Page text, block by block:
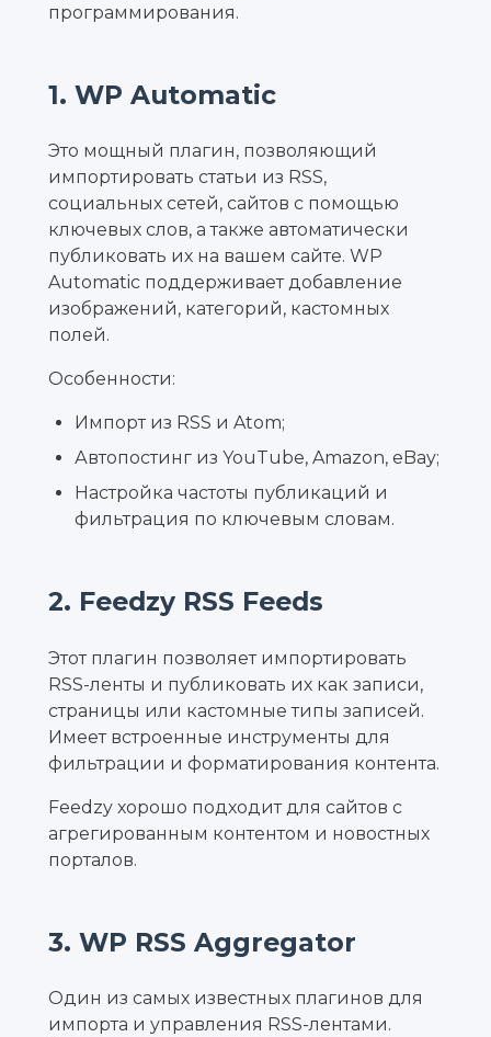
программирования.
1. WP Automatic
Это мощный плагин, позволяющий
импортировать статьи из RSS,
социальных сетей, сайтов с помощью
ключевых слов, а также автоматически
публиковать их на вашем сайте. WP
Automatic поддерживает добавление
изображений, категорий, кастомных
полей.
Особенности:
Импорт из RSS и Atom;
Автопостинг из YouTube, Amazon, eBay;
Настройка частоты публикаций и
фильтрация по ключевым словам.
2. Feedzy RSS Feeds
Этот плагин позволяет импортировать
RSS-ленты и публиковать их как записи,
страницы или кастомные типы записей.
Имеет встроенные инструменты для
фильтрации и форматирования контента.
Feedzy хорошо подходит для сайтов с
агрегированным контентом и новостных
порталов.
3. WP RSS Aggregator
Один из самых известных плагинов для
импорта и управления RSS-лентами.